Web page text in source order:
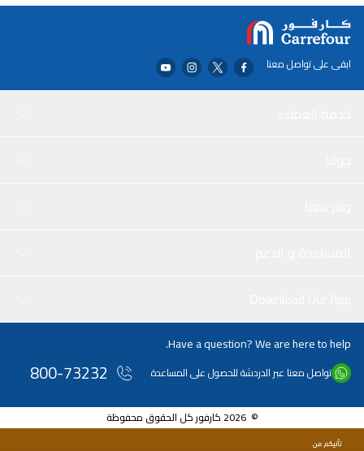
ابقى على تواصل معنا
Have a question? We are here to help.
تواصل معنا عبر الدردشة للحصول على المساعدة 800-73232
© 2026 كارفور كل الحقوق محفوظة